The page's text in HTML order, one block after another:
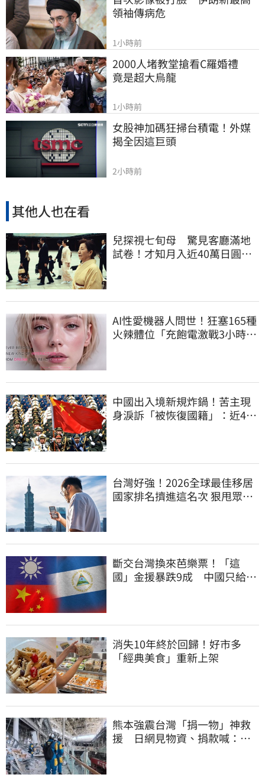
領袖傳病危
1小時前
2000人堵教堂搶看C羅婚禮
竟是超大烏龍
1小時前
女股神加碼狂掃台積電！外媒
揭全因這巨頭
2小時前
其他人也在看
兒探視七旬母 驚見客廳滿地
試卷！才知月入近40萬日圓
AI性愛機器人問世！狂塞165種
火辣體位「充飽電激戰3小時」
中國出入境新規炸鍋！苦主現
身淚訴「被恢復國籍」：近4億
台灣好強！2026全球最佳移居
國家排名擠進這名次 狠甩眾多
斷交台灣換來芭樂票！「這
國」金援暴跌9成 中國只給26
消失10年終於回歸！好市多
「經典美食」重新上架
熊本強震台灣「捐一物」神救
援 日網見物資、捐款喊：給